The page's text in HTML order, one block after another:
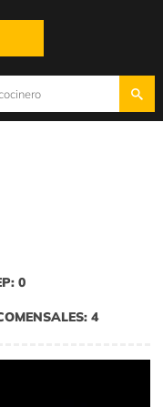
0
4